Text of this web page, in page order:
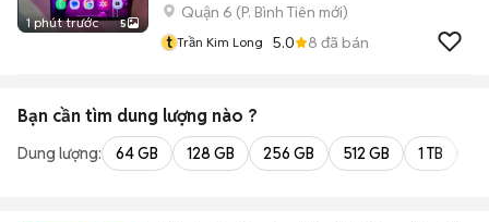
1 phút trước 5
Quận 6 (P. Bình Tiên mới)
t Trần Kim Long 5.0 8 đã bán
Bạn cần tìm dung lượng nào ?
Dung lượng: 64 GB 128 GB 256 GB 512 GB 1 TB